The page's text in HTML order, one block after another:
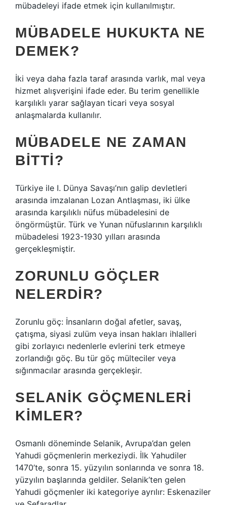
mübadeleyi ifade etmek için kullanılmıştır.
MÜBADELE HUKUKTA NE
DEMEK?
İki veya daha fazla taraf arasında varlık, mal veya
hizmet alışverişini ifade eder. Bu terim genellikle
karşılıklı yarar sağlayan ticari veya sosyal
anlaşmalarda kullanılır.
MÜBADELE NE ZAMAN
BITTI?
Türkiye ile I. Dünya Savaşı’nın galip devletleri
arasında imzalanan Lozan Antlaşması, iki ülke
arasında karşılıklı nüfus mübadelesini de
öngörmüştür. Türk ve Yunan nüfuslarının karşılıklı
mübadelesi 1923-1930 yılları arasında
gerçekleşmiştir.
ZORUNLU GÖÇLER
NELERDIR?
Zorunlu göç: İnsanların doğal afetler, savaş,
çatışma, siyasi zulüm veya insan hakları ihlalleri
gibi zorlayıcı nedenlerle evlerini terk etmeye
zorlandığı göç. Bu tür göç mülteciler veya
sığınmacılar arasında gerçekleşir.
SELANIK GÖÇMENLERI
KIMLER?
Osmanlı döneminde Selanik, Avrupa’dan gelen
Yahudi göçmenlerin merkeziydi. İlk Yahudiler
1470’te, sonra 15. yüzyılın sonlarında ve sonra 18.
yüzyılın başlarında geldiler. Selanik’ten gelen
Yahudi göçmenler iki kategoriye ayrılır: Eskenaziler